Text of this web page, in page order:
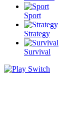
Sport
Strategy
Survival